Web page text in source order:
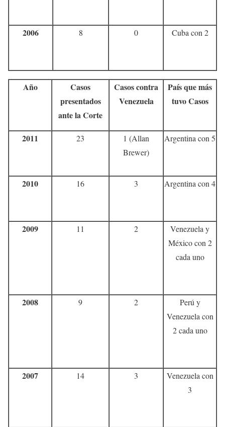
2006 8 0 Cuba con 2
Año
Casos
presentados
ante la Corte
Casos contra
Venezuela
País que más
tuvo Casos
2011 23
1 (Allan
Brewer)
Argentina con 5
2010 16 3 Argentina con 4
2009 11 2
Venezuela y
México con 2
cada uno
2008 9 2
Perú y
Venezuela con
2 cada uno
2007 14 3
Venezuela con
3